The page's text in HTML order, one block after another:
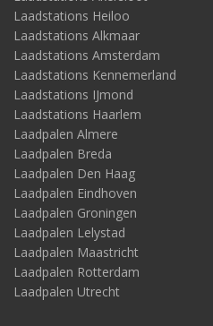
Laadstations Heiloo
Laadstations Alkmaar
Laadstations Amsterdam
Laadstations Kennemerland
Laadstations IJmond
Laadstations Haarlem
Laadpalen Almere
Laadpalen Breda
Laadpalen Den Haag
Laadpalen Eindhoven
Laadpalen Groningen
Laadpalen Lelystad
Laadpalen Maastricht
Laadpalen Rotterdam
Laadpalen Utrecht